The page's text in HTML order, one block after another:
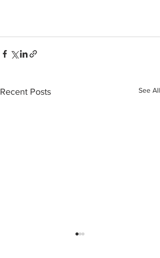
Recent Posts See All